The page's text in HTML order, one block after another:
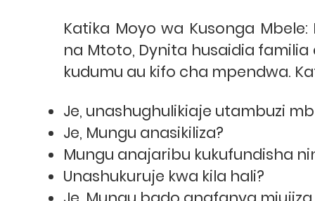
Katika Moyo wa Kusonga Mbele:
na Mtoto, Dynita husaidia
kudumu au kifo cha mpendwa.
Je, unashughulikiaje utambuzi
Je, Mungu anasikiliza?
Mungu anajaribu kukufundisha
Unashukuruje kwa kila hali?